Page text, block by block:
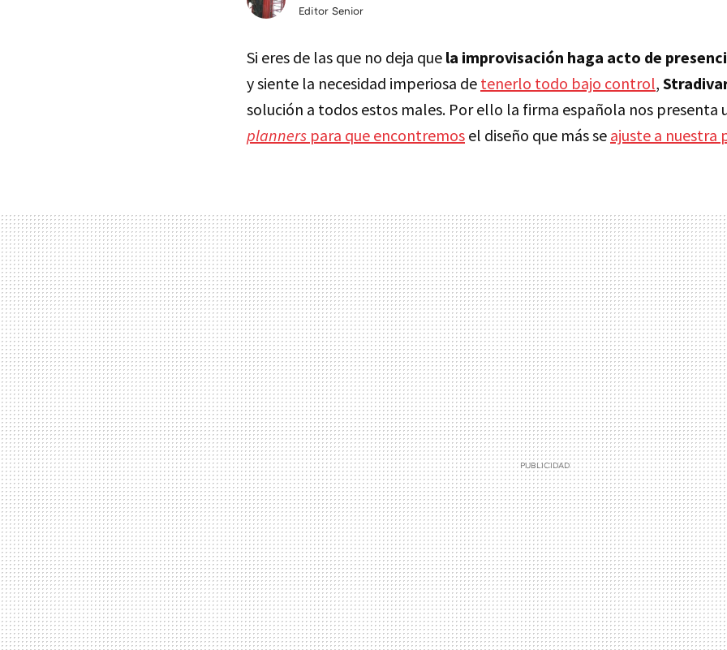
Editor Senior
Si eres de las que no deja que la improvisación haga acto de
y siente la necesidad imperiosa de tenerlo todo bajo control,
solución a todos estos males. Por ello la firma española nos presenta
planners para que encontremos el diseño que más se ajuste a nuestra